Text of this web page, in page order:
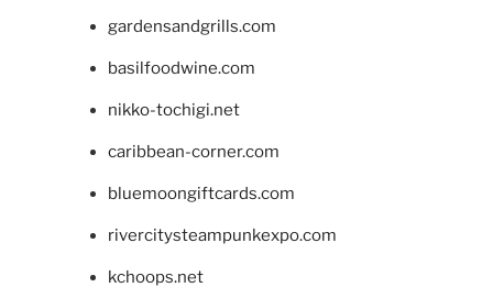
gardensandgrills.com
basilfoodwine.com
nikko-tochigi.net
caribbean-corner.com
bluemoongiftcards.com
rivercitysteampunkexpo.com
kchoops.net